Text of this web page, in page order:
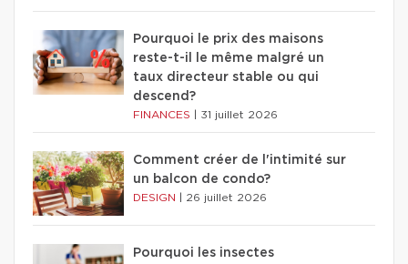
Pourquoi le prix des maisons
reste-t-il le même malgré un
taux directeur stable ou qui
descend?
FINANCES 31 juillet 2026
Comment créer de l'intimité sur
un balcon de condo?
DESIGN 26 juillet 2026
Pourquoi les insectes